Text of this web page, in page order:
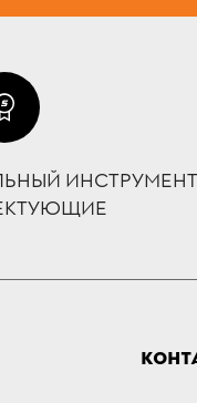
ИНСТРУМЕНТ